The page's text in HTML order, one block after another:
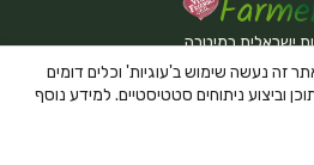
ישראלית במיטבה
זה נעשה שימוש ב'עוגיות' וכלים דומים
וביצוע ניתוחים סטטיסטיים. למידע נוסף